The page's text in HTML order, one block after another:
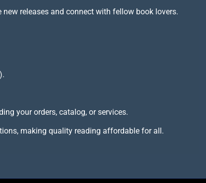
new releases and connect with fellow book lovers.
your orders, catalog, or services.
making quality reading affordable for all.